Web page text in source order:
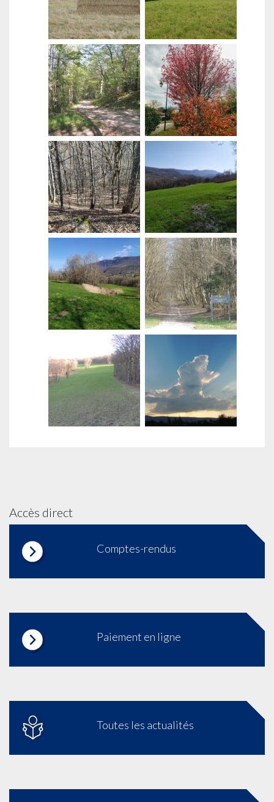
Accès direct
Comptes-rendus
Paiement en ligne
Toutes les actualités